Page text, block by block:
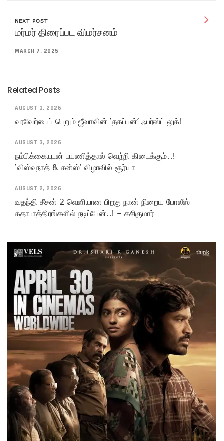
NEXT POST
மர்மர் திரைப்பட விமர்சனம்
MARCH 7, 2025
Related Posts
AUGUST 3, 2026
வரவேற்பைப் பெறும் ஜீவாவின் ‘தகப்பன்’ ஃபர்ஸ்ட் லுக்!
AUGUST 3, 2026
நம்பிக்கையுடன் பயணித்தால் வெற்றி கிடைக்கும்..!
‘விஸ்வநாத் & சன்ஸ்’ விழாவில் சூர்யா
AUGUST 2, 2026
வதந்தி சீசன் 2 வெளியான பிறகு நான் நிறைய போலீஸ்
கதாபாத்திரங்களில் நடிப்பேன்..! – சசிகுமார்